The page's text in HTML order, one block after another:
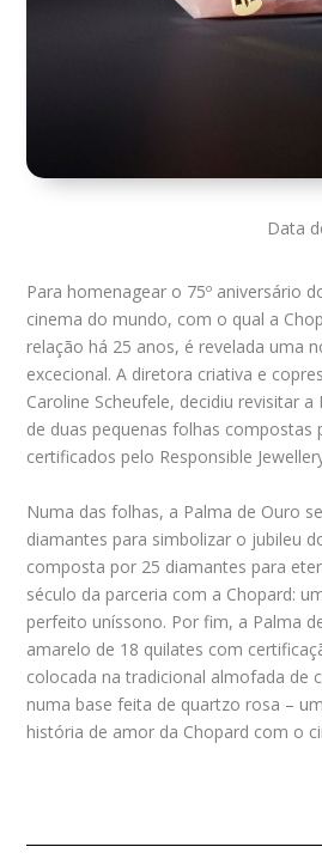
Data
Para homenagear o 75º aniversário
cinema do mundo, com o qual a
relação há 25 anos, é revelada uma
excecional. A diretora criativa e
Caroline Scheufele, decidiu revisitar
de duas pequenas folhas compostas
certificados pelo Responsible
Numa das folhas, a Palma de Ouro
diamantes para simbolizar o jubileu
composta por 25 diamantes para
século da parceria com a Chopard:
perfeito uníssono. Por fim, a Palma
amarelo de 18 quilates com
colocada na tradicional almofada de
numa base feita de quartzo rosa –
história de amor da Chopard com o